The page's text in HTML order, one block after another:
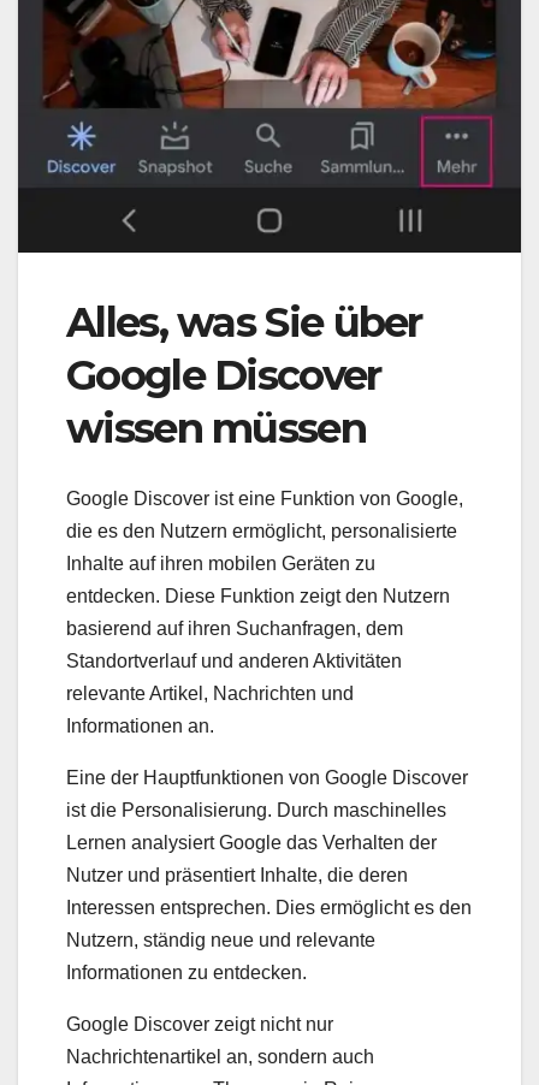
Alles, was Sie über
Google Discover
wissen müssen
Google Discover ist eine Funktion von Google,
die es den Nutzern ermöglicht, personalisierte
Inhalte auf ihren mobilen Geräten zu
entdecken. Diese Funktion zeigt den Nutzern
basierend auf ihren Suchanfragen, dem
Standortverlauf und anderen Aktivitäten
relevante Artikel, Nachrichten und
Informationen an.
Eine der Hauptfunktionen von Google Discover
ist die Personalisierung. Durch maschinelles
Lernen analysiert Google das Verhalten der
Nutzer und präsentiert Inhalte, die deren
Interessen entsprechen. Dies ermöglicht es den
Nutzern, ständig neue und relevante
Informationen zu entdecken.
Google Discover zeigt nicht nur
Nachrichtenartikel an, sondern auch